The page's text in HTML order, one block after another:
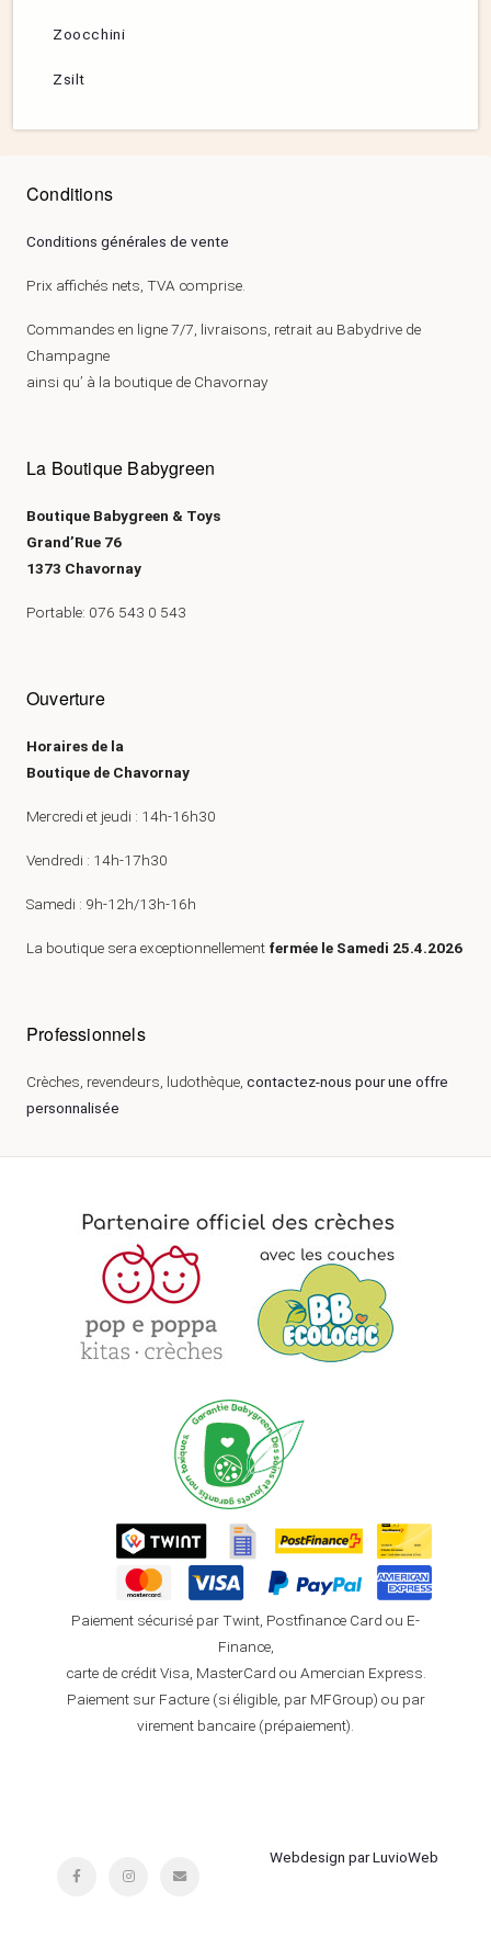
Zoocchini
Zsilt
Conditions
Conditions générales de vente
Prix affichés nets, TVA comprise.
Commandes en ligne 7/7, livraisons, retrait au Babydrive de
Champagne
ainsi qu’ à la boutique de Chavornay
La Boutique Babygreen
Boutique Babygreen & Toys
Grand’Rue 76
1373 Chavornay
Portable: 076 543 0 543
Ouverture
Horaires de la
Boutique de Chavornay
Mercredi et jeudi : 14h-16h30
Vendredi : 14h-17h30
Samedi : 9h-12h/13h-16h
La boutique sera exceptionnellement fermée le Samedi 25.4.2026
Professionnels
Crèches, revendeurs, ludothèque, contactez-nous pour une offre
personnalisée
Paiement sécurisé par Twint, Postfinance Card ou E-
Finance,
carte de crédit Visa, MasterCard ou Amercian Express.
Paiement sur Facture (si éligible, par MFGroup) ou par
virement bancaire (prépaiement).
Webdesign par LuvioWeb